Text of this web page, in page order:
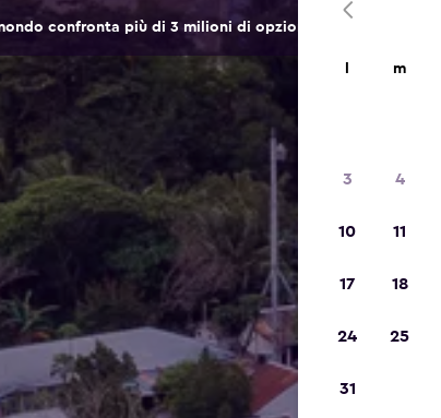
confronta più di 3 milioni di opzioni di hotel e alloggi.
m
3 4
10 11
17 18
24 25
31